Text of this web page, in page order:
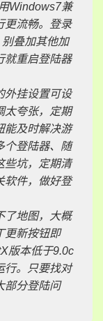
Windows7兼
更流畅。登录
叠加其他加
就重启登陆器
外挂设置可设
太夸张，定期
能及时解决游
个登陆器、随
些坑，定期清
软件，做好登
了地图，大概
更新按钮即
版本低于9.0c
行。只要找对
部分登陆问